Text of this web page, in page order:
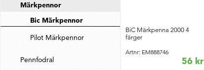
Märkpennor
Bic Märkpennor
Pilot Märkpennor
Pennfodral
BiC Märkpenna 2000 4
färger
Artnr: EM888746
56 kr